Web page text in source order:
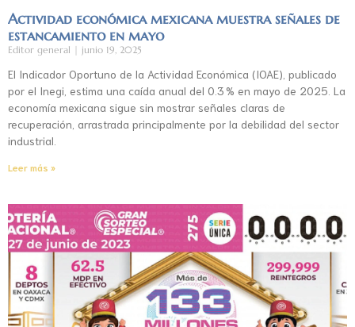
Actividad económica mexicana muestra señales de
estancamiento en mayo
Editor general junio 19, 2025
El Indicador Oportuno de la Actividad Económica (IOAE), publicado
por el Inegi, estima una caída anual del 0.3 % en mayo de 2025. La
economía mexicana sigue sin mostrar señales claras de
recuperación, arrastrada principalmente por la debilidad del sector
industrial.
Leer más »